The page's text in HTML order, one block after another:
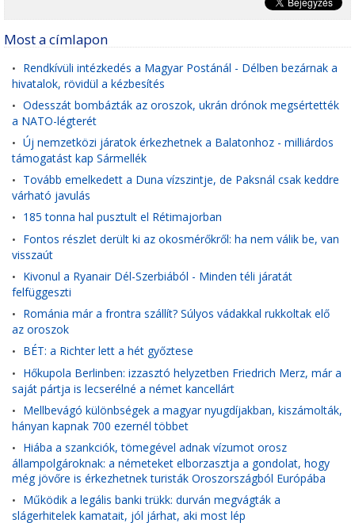
Most a címlapon
• Rendkívüli intézkedés a Magyar Postánál - Délben bezárnak a
hivatalok, rövidül a kézbesítés
• Odesszát bombázták az oroszok, ukrán drónok megsértették
a NATO-légterét
• Új nemzetközi járatok érkezhetnek a Balatonhoz - milliárdos
támogatást kap Sármellék
• Tovább emelkedett a Duna vízszintje, de Paksnál csak keddre
várható javulás
• 185 tonna hal pusztult el Rétimajorban
• Fontos részlet derült ki az okosmérőkről: ha nem válik be, van
visszaút
• Kivonul a Ryanair Dél-Szerbiából - Minden téli járatát
felfüggeszti
• Románia már a frontra szállít? Súlyos vádakkal rukkoltak elő
az oroszok
• BÉT: a Richter lett a hét győztese
• Hőkupola Berlinben: izzasztó helyzetben Friedrich Merz, már a
saját pártja is lecserélné a német kancellárt
• Mellbevágó különbségek a magyar nyugdíjakban, kiszámolták,
hányan kapnak 700 ezernél többet
• Hiába a szankciók, tömegével adnak vízumot orosz
állampolgároknak: a németeket elborzasztja a gondolat, hogy
még jövőre is érkezhetnek turisták Oroszországból Európába
• Működik a legális banki trükk: durván megvágták a
slágerhitelek kamatait, jól járhat, aki most lép